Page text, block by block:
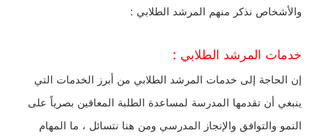
والأشخاص نذكر منهم المرشد الطلابي :
خدمات المرشد الطلابي :
إن الحاجة إلى خدمات المرشد الطلابي من أبرز الخدمات التي
ينبغي أن تقدمها المدرسة لمساعدة الطلبة المعاقين بصرياً على
النمو والتوافق والإنجاز المدرسي ومن هنا نتسائل ، ما المهام